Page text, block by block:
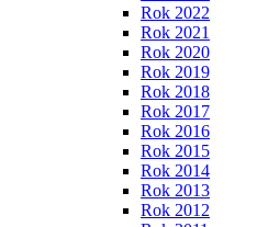
Rok 2022
Rok 2021
Rok 2020
Rok 2019
Rok 2018
Rok 2017
Rok 2016
Rok 2015
Rok 2014
Rok 2013
Rok 2012